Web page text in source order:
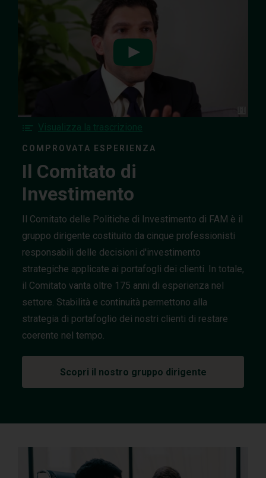
Watch
the
Comitato
di
video
Visualizza la trascrizione
r
l
m
i
t
t
o
n
v
t
COMPROVATA ESPERIENZA
Il Comitato di
Investimento
Il Comitato delle Politiche di Investimento di FAM è il
gruppo dirigente costituito da cinque professionisti
responsabili delle decisioni d'investimento
strategiche applicate ai portafogli dei clienti. In totale,
il Comitato vanta oltre 175 anni di esperienza nel
settore. Stabilità e continuità permettono alla
strategia di portafoglio dei nostri clienti di restare
coerente nel tempo.
Scopri il nostro gruppo dirigente